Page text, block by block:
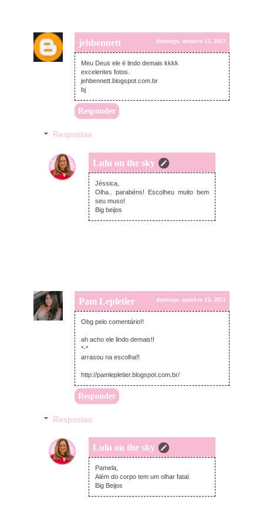
jehbennett domingo, outubro 13, 2013
Meu Deus ele é lindo demais kkkk
excelentes fotos.
jehbennett.blogspot.com.br
bj
Responder
Respostas
Lulu on the sky
segunda-feira, outubro 14, 2013
Jéssica,
Olha.. parabéns! Escolheu muito bem
seu muso!
Big beijos
Pam Lepletier domingo, outubro 13, 2013
Obg pelo comentário!!
ah acho ele lindo demais!!
*-*
arrasou na escolha!!
http://pamlepletier.blogspot.com.br/
Responder
Respostas
Lulu on the sky
segunda-feira, outubro 14, 2013
Pamela,
Além do corpo tem um olhar fatal.
Big Beijos